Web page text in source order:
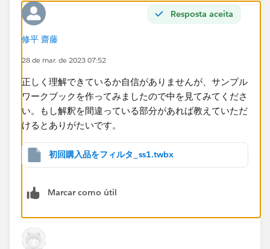
Resposta aceita
修平 齋藤
28 de mar. de 2023 07:52
正しく理解できているか自信がありませんが、サンプル
ワークブックを作ってみましたので中を見てみてくださ
い。もし解釈を間違っている部分があれば教えていただ
けるとありがたいです。​
初回購入品をフィルタ_ss1.twbx
Marcar como útil